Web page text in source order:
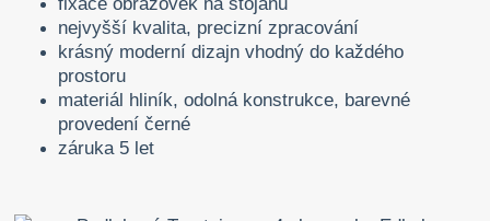
nejvyšší kvalita, precizní zpracování
krásný moderní dizajn vhodný do každého
prostoru
materiál hliník, odolná konstrukce, barevné
provedení černé
záruka 5 let